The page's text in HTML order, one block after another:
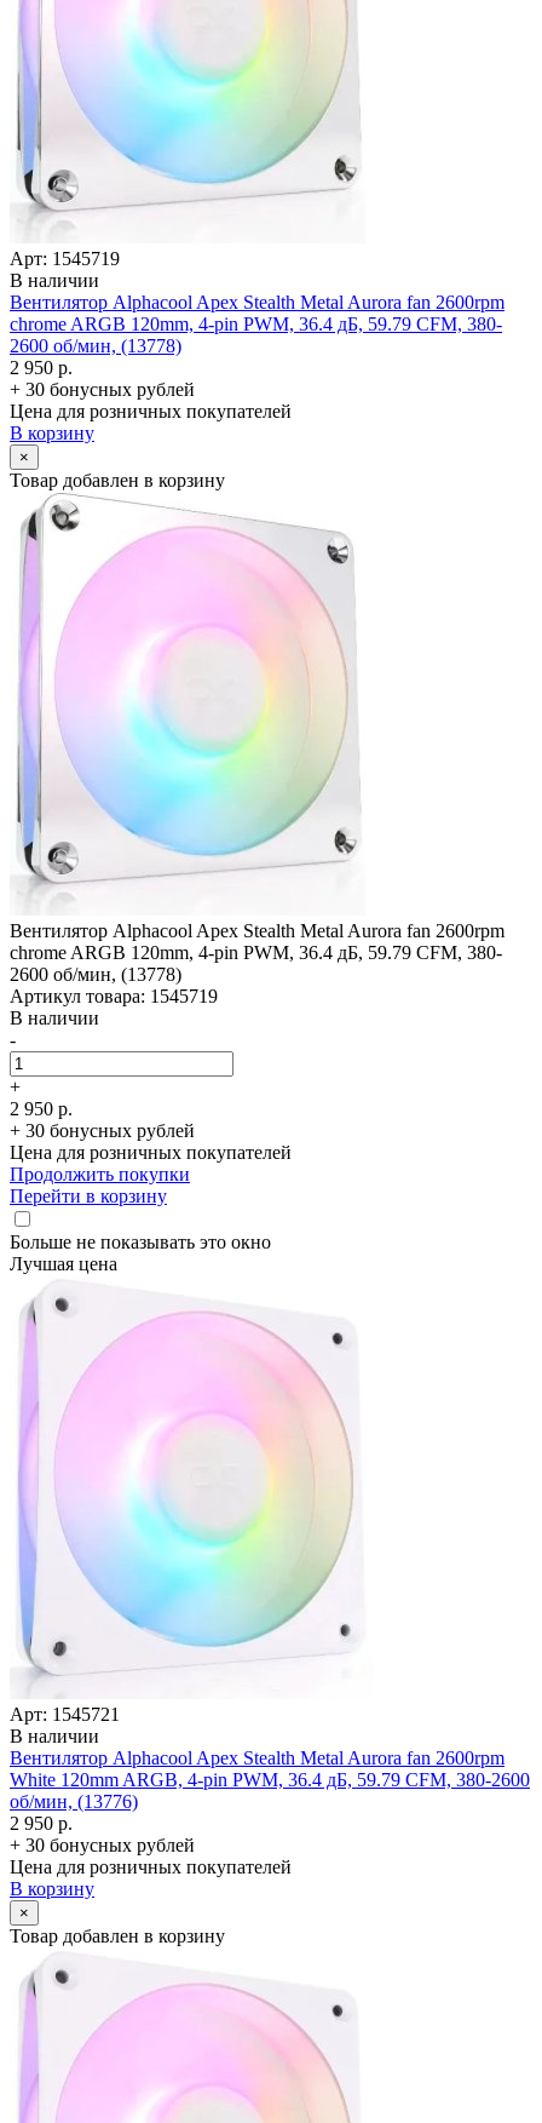
Арт: 1545719
В наличии
Вентилятор Alphacool Apex Stealth Metal Aurora fan 2600rpm
chrome ARGB 120mm, 4-pin PWM, 36.4 дБ, 59.79 CFM, 380-
2600 об/­мин, (13778)
2 950 р.
+ 30 бонусных рублей
Цена для розничных покупателей
В корзину
×
Товар добавлен в корзину
Вентилятор Alphacool Apex Stealth Metal Aurora fan 2600rpm
chrome ARGB 120mm, 4-pin PWM, 36.4 дБ, 59.79 CFM, 380-
2600 об/­мин, (13778)
Артикул товара: 1545719
В наличии
-
+
2 950 р.
+ 30 бонусных рублей
Цена для розничных покупателей
Продолжить покупки
Перейти в корзину
Больше не показывать это окно
Лучшая цена
Арт: 1545721
В наличии
Вентилятор Alphacool Apex Stealth Metal Aurora fan 2600rpm
White 120mm ARGB, 4-pin PWM, 36.4 дБ, 59.79 CFM, 380-2600
об/­мин, (13776)
2 950 р.
+ 30 бонусных рублей
Цена для розничных покупателей
В корзину
×
Товар добавлен в корзину